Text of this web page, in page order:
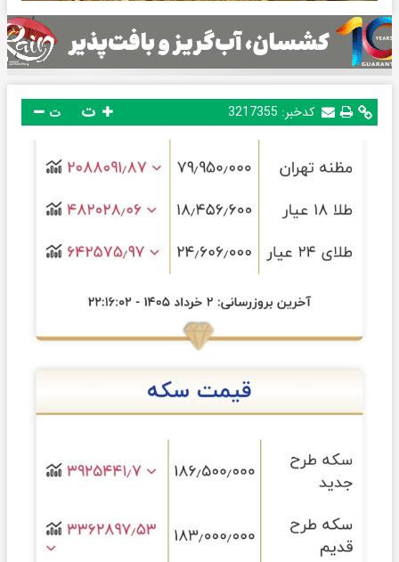
کدخبر: 3217355 ت